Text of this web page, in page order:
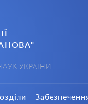
УКРАЇНИ